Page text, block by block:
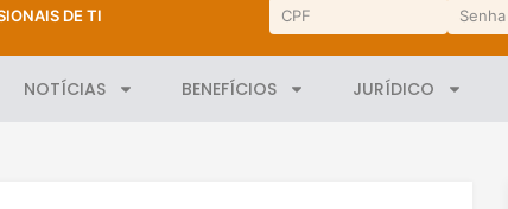
DE TI
NOTÍCIAS BENEFÍCIOS JURÍDICO